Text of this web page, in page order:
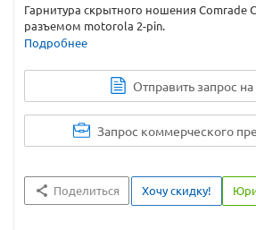
Гарнитура скрытного ношения Comrade
разъемом motorola 2-pin.
Подробнее
Отправить запрос на
Запрос коммерческого
Поделиться Хочу скидку!